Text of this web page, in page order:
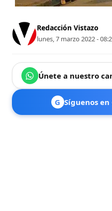
Redacción Vistazo
lunes, 7 marzo 2022 -
Únete a nuestro
G Síguenos en